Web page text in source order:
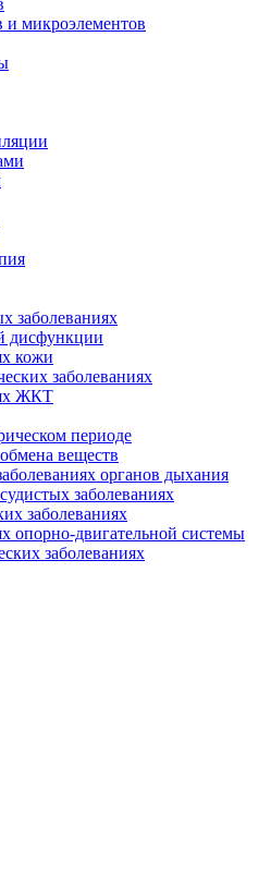
микроэлементов
заболеваниях
дисфункции
кожи
заболеваниях
ЖКТ
периоде
веществ
органов дыхания
заболеваниях
заболеваниях
опорно-двигательной системы
заболеваниях